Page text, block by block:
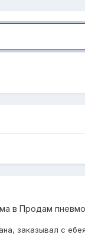
в Продам
заказывал с